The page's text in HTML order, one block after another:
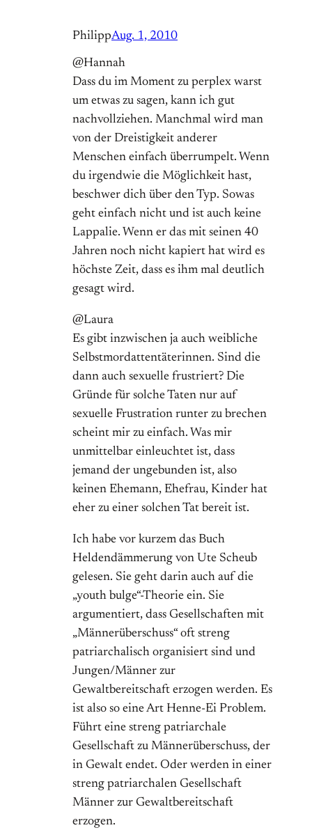
PhilippAug. 1, 2010
@Hannah
Dass du im Moment zu perplex warst
um etwas zu sagen, kann ich gut
nachvollziehen. Manchmal wird man
von der Dreistigkeit anderer
Menschen einfach überrumpelt. Wenn
du irgendwie die Möglichkeit hast,
beschwer dich über den Typ. Sowas
geht einfach nicht und ist auch keine
Lappalie. Wenn er das mit seinen 40
Jahren noch nicht kapiert hat wird es
höchste Zeit, dass es ihm mal deutlich
gesagt wird.
@Laura
Es gibt inzwischen ja auch weibliche
Selbstmordattentäterinnen. Sind die
dann auch sexuelle frustriert? Die
Gründe für solche Taten nur auf
sexuelle Frustration runter zu brechen
scheint mir zu einfach. Was mir
unmittelbar einleuchtet ist, dass
jemand der ungebunden ist, also
keinen Ehemann, Ehefrau, Kinder hat
eher zu einer solchen Tat bereit ist.
Ich habe vor kurzem das Buch
Heldendämmerung von Ute Scheub
gelesen. Sie geht darin auch auf die
„youth bulge“-Theorie ein. Sie
argumentiert, dass Gesellschaften mit
„Männerüberschuss“ oft streng
patriarchalisch organisiert sind und
Jungen/Männer zur
Gewaltbereitschaft erzogen werden. Es
ist also so eine Art Henne-Ei Problem.
Führt eine streng patriarchale
Gesellschaft zu Männerüberschuss, der
in Gewalt endet. Oder werden in einer
streng patriarchalen Gesellschaft
Männer zur Gewaltbereitschaft
erzogen.